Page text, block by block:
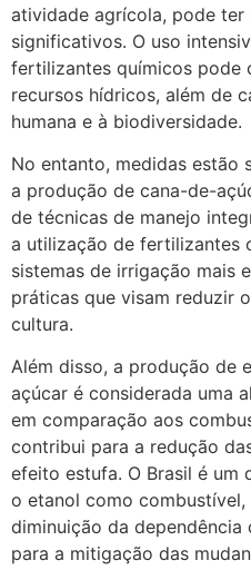
atividade agrícola, pode ter
significativos. O uso
fertilizantes químicos pode
recursos hídricos, além de
humana e à biodiversidade.
No entanto, medidas estão
a produção de cana-de-
de técnicas de manejo
a utilização de fertilizantes
sistemas de irrigação mais
práticas que visam reduzir
cultura.
Além disso, a produção de
açúcar é considerada uma
em comparação aos
contribui para a redução
efeito estufa. O Brasil é um
o etanol como
diminuição da
para a mitigação das